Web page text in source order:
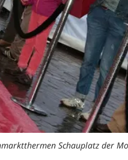
Schauplatz der